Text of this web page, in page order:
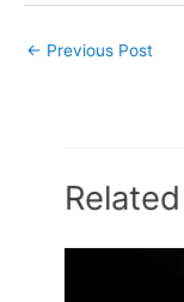
← Previous Post